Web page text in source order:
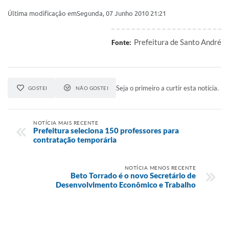
Última modificação emSegunda, 07 Junho 2010 21:21
Fonte: Prefeitura de Santo André
GOSTEI NÃO GOSTEI Seja o primeiro a curtir esta notícia.
NOTÍCIA MAIS RECENTE
Prefeitura seleciona 150 professores para
contratação temporária
NOTÍCIA MENOS RECENTE
Beto Torrado é o novo Secretário de
Desenvolvimento Econômico e Trabalho